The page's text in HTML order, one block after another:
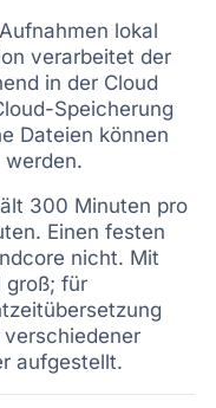
lokal
verarbeitet der
in der Cloud
Speicherung
Dateien können
werden.
300 Minuten pro
Einen festen
nicht. Mit
groß; für
aufgestellt.